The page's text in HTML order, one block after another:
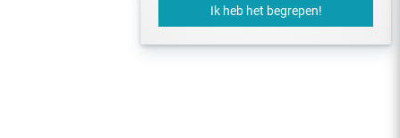
Ik heb het begrepen!